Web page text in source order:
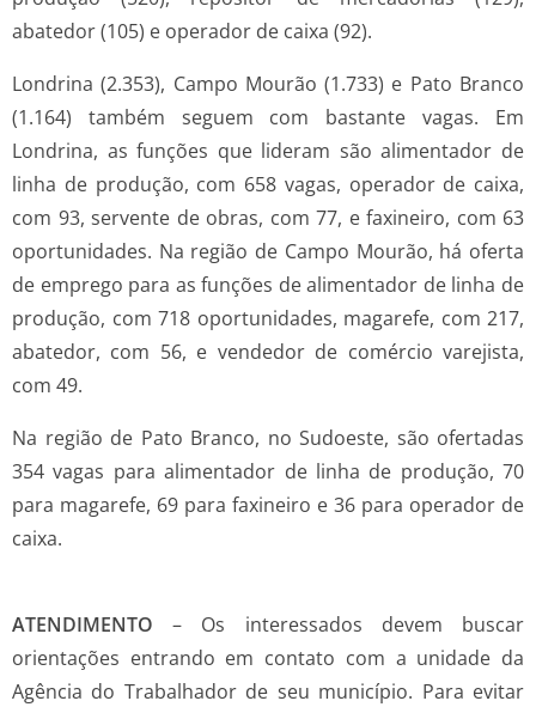
abatedor (105) e operador de caixa (92).
Londrina (2.353), Campo Mourão (1.733) e Pato Branco
(1.164) também seguem com bastante vagas. Em
Londrina, as funções que lideram são alimentador de
linha de produção, com 658 vagas, operador de caixa,
com 93, servente de obras, com 77, e faxineiro, com 63
oportunidades. Na região de Campo Mourão, há oferta
de emprego para as funções de alimentador de linha de
produção, com 718 oportunidades, magarefe, com 217,
abatedor, com 56, e vendedor de comércio varejista,
com 49.
Na região de Pato Branco, no Sudoeste, são ofertadas
354 vagas para alimentador de linha de produção, 70
para magarefe, 69 para faxineiro e 36 para operador de
caixa.
ATENDIMENTO– Os interessados devem buscar
orientações entrando em contato com a unidade da
Agência do Trabalhador de seu município. Para evitar